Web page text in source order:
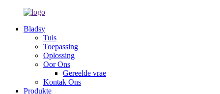
Bladsy
Tuis
Toepassing
Oplossing
Oor Ons
Gereelde vrae
Kontak Ons
Produkte